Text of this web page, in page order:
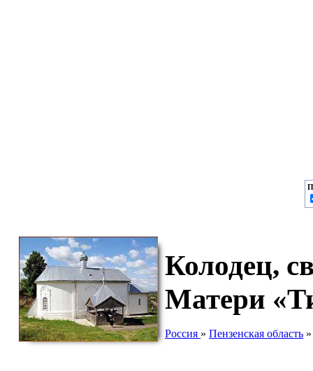
Колодец,
Матери
Россия »Пензенская область